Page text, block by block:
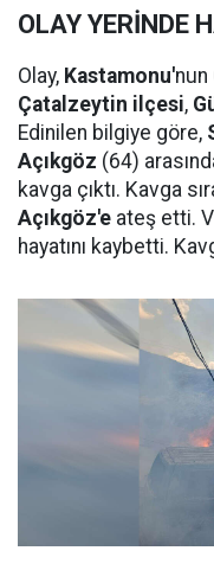
OLAY YERİNDE
Olay, Kastamonu'nun
Çatalzeytin ilçesi,
Edinilen bilgiye göre,
Açıkgöz (64)
kavga çıktı. Kavga
Açıkgöz'e ateş etti.
hayatını kaybetti.